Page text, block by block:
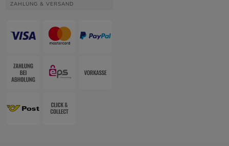
ZAHLUNG & VERSAND